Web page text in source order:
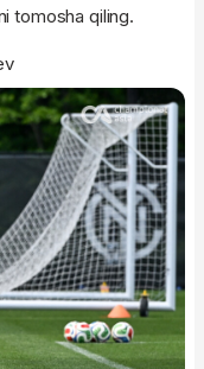
tomosha qiling.